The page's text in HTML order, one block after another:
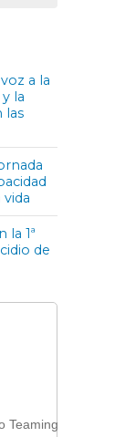
a la
la
las
la 1ª
de